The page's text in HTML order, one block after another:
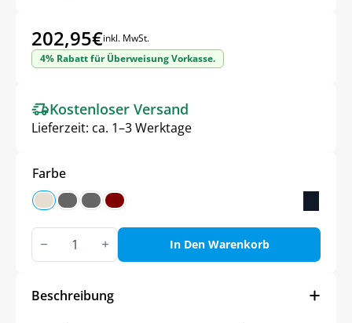
202,95€inkl. MwSt.
4% Rabatt für Überweisung Vorkasse.
Kostenloser Versand
Lieferzeit: ca. 1–3 Werktage
Farbe
Sessel
mit
Braunen
4
In Den Warenkorb
Beschreibung